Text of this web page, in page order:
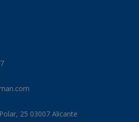
25 03007 Alicante